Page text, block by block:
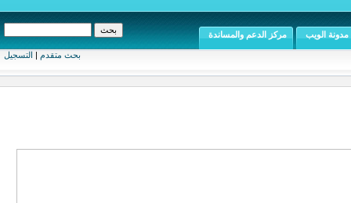
بحث متقدم | التسجيل
مدونة الويب مركز الدعم والمساندة